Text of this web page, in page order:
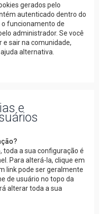
gerados pelo
autenticado dentro do
funcionamento de
administrador. Se você
sair na comunidade,
alternativa.
e
toda a sua configuração é
Para alterá-la, clique em
link pode ser geralmente
de usuário no topo da
alterar toda a sua